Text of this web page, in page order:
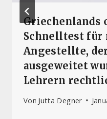
Griechenlands
Schnelltest
Angestellte,
ausgeweitet
Lehrern
Von Jutta Degner